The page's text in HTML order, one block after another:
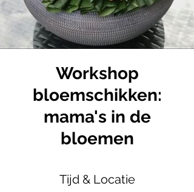
Workshop
bloemschikken:
mama's in de
bloemen
Tijd & Locatie